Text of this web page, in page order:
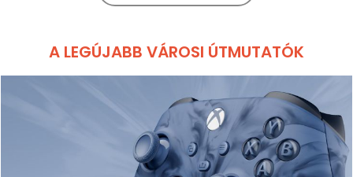
A LEGÚJABB VÁROSI ÚTMUTATÓK